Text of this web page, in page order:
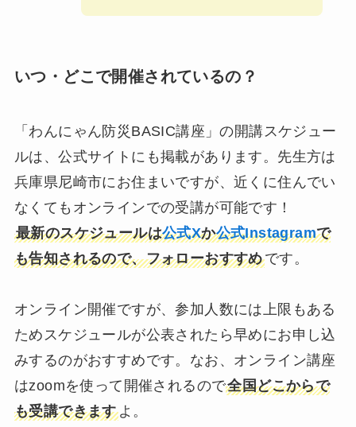
いつ・どこで開催されているの？
「わんにゃん防災BASIC講座」の開講スケジュー
ルは、公式サイトにも掲載があります。先生方は
兵庫県尼崎市にお住まいですが、近くに住んでい
なくてもオンラインでの受講が可能です！
最新のスケジュールは公式Xか公式Instagramで
も告知されるので、フォローおすすめです。
オンライン開催ですが、参加人数には上限もある
ためスケジュールが公表されたら早めにお申し込
みするのがおすすめです。なお、オンライン講座
はzoomを使って開催されるので全国どこからで
も受講できますよ。